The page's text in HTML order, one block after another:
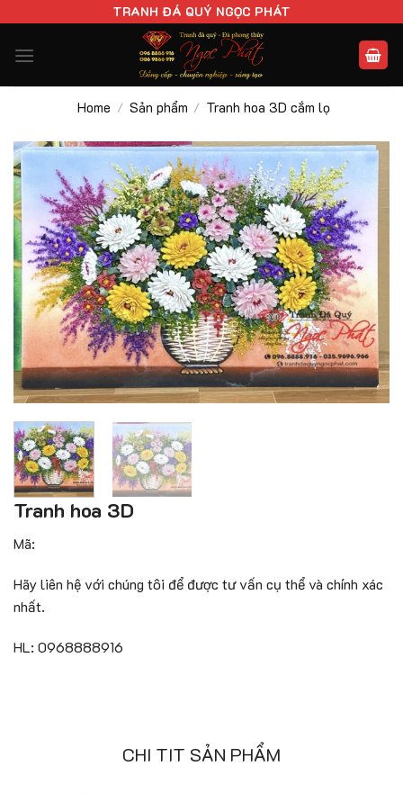
nội
TRANH ĐÁ QUÝ NGỌC PHÁT
Home / Sản phẩm / Tranh hoa 3D cắm lọ
Tranh hoa 3D
Mã:
Hãy liên hệ với chúng tôi để được tư vấn cụ thể và chính xác
nhất.
HL: 0968888916
CHI TIT SẢN PHẨM